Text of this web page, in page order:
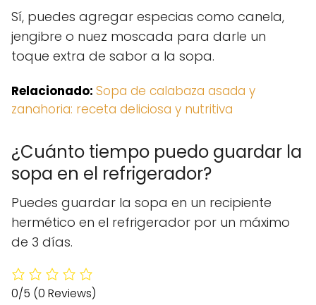
Sí, puedes agregar especias como canela,
jengibre o nuez moscada para darle un
toque extra de sabor a la sopa.
Relacionado: Sopa de calabaza asada y
zanahoria: receta deliciosa y nutritiva
¿Cuánto tiempo puedo guardar la
sopa en el refrigerador?
Puedes guardar la sopa en un recipiente
hermético en el refrigerador por un máximo
de 3 días.
0/5 (0 Reviews)